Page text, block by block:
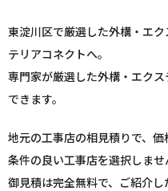
東淀川区で厳選した外構・エ
テリアコネクトへ。
専門家が厳選した外構・エク
できます。
地元の工事店の相見積りで、
条件の良い工事店を選択しませ
御見積は完全無料で、ご紹介